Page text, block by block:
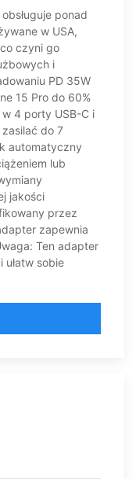
ponad
w USA,
czyni go
i
PD 35W
15 Pro do 60%
4 porty USB-C i
do 7
automatyczny
lub
jakości
przez
zapewnia
Ten adapter
ułatw sobie